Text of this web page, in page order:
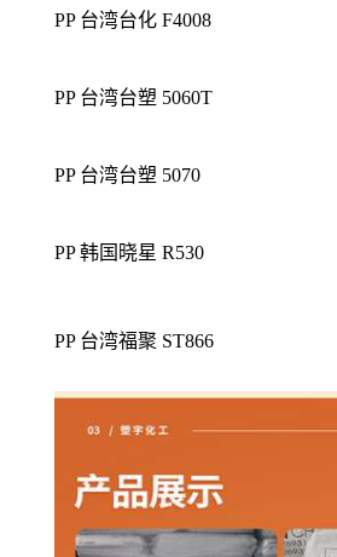
PP 台湾台化 F4008
PP 台湾台塑 5060T
PP 台湾台塑 5070
PP 韩国晓星 R530
PP 台湾福聚 ST866